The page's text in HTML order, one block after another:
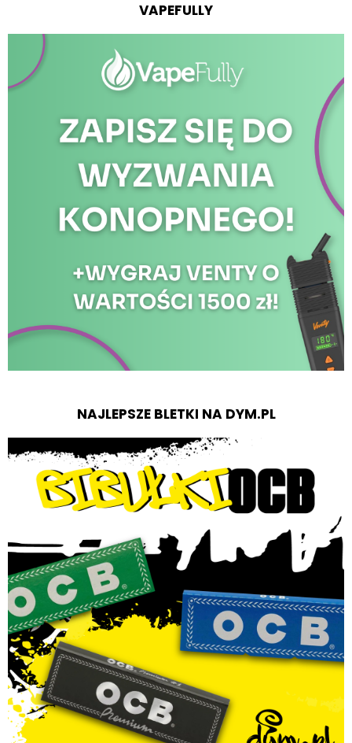
VAPEFULLY
NAJLEPSZE BLETKI NA DYM.PL